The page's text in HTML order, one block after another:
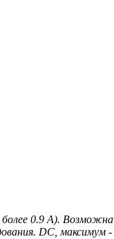
0.9 А).
DC,